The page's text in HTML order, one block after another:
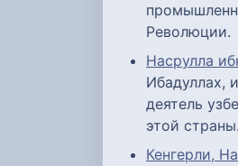
Революции.
Насрулла
Ибадуллах,
деятель
этой страны.
Кенгерли,